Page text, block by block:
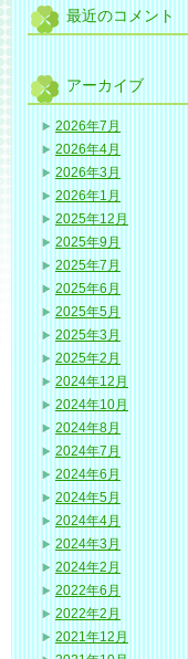
最近のコメント
アーカイブ
2026年7月
2026年4月
2026年3月
2026年1月
2025年12月
2025年9月
2025年7月
2025年6月
2025年5月
2025年3月
2025年2月
2024年12月
2024年10月
2024年8月
2024年7月
2024年6月
2024年5月
2024年4月
2024年3月
2024年2月
2022年6月
2022年2月
2021年12月